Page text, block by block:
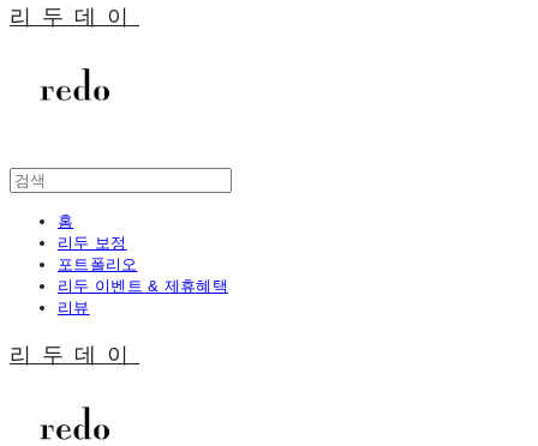
리두데이
홈
리두 보정
포트폴리오
리두 이벤트 & 제휴혜택
리뷰
리두데이